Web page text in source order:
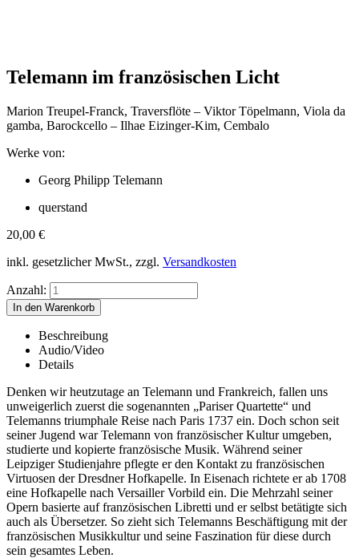
Telemann im französischen Licht
Marion Treupel-Franck, Traversflöte – Viktor Töpelmann, Viola da
gamba, Barockcello – Ilhae Eizinger-Kim, Cembalo
Werke von:
Georg Philipp Telemann
querstand
20,00 €
inkl. gesetzlicher MwSt., zzgl. Versandkosten
Anzahl:
Beschreibung
Audio/Video
Details
Denken wir heutzutage an Telemann und Frankreich, fallen uns
unweigerlich zuerst die sogenannten „Pariser Quartette“ und
Telemanns triumphale Reise nach Paris 1737 ein. Doch schon seit
seiner Jugend war Telemann von französischer Kultur umgeben,
studierte und kopierte französische Musik. Während seiner
Leipziger Studienjahre pflegte er den Kontakt zu französischen
Virtuosen der Dresdner Hofkapelle. In Eisenach richtete er ab 1708
eine Hofkapelle nach Versailler Vorbild ein. Die Mehrzahl seiner
Opern basierte auf französischen Libretti und er selbst betätigte sich
auch als Übersetzer. So zieht sich Telemanns Beschäftigung mit der
französischen Musikkultur und seine Faszination für diese durch
sein gesamtes Leben.